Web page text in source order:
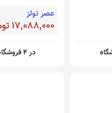
عصر تولز
17,088,000 تومان
در 4 فروشگاه